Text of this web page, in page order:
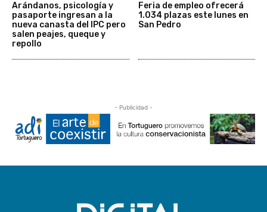
Arándanos, psicología y
pasaporte ingresan a la
nueva canasta del IPC pero
salen peajes, queque y
repollo
Feria de empleo ofrecerá
1.034 plazas este lunes en
San Pedro
- Publicidad -